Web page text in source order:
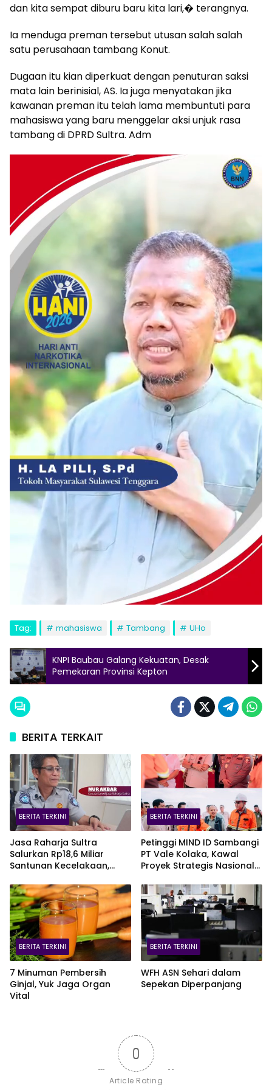
dan kita sempat diburu baru kita lari,� terangnya.
Ia menduga preman tersebut utusan salah salah
satu perusahaan tambang Konut.
Dugaan itu kian diperkuat dengan penuturan saksi
mata lain berinisial, AS. Ia juga menyatakan jika
kawanan preman itu telah lama membuntuti para
mahasiswa yang baru menggelar aksi unjuk rasa
tambang di DPRD Sultra. Adm
Tag: mahasiswa Tambang UHo
KNPI Baubau Galang Kekuatan, Desak
Pemekaran Provinsi Kepton
BERITA TERKAIT
BERITA TERKINI
Jasa Raharja Sultra
Salurkan Rp18,6 Miliar
Santunan Kecelakaan,
Terbanyak
BERITA TERKINI
Petinggi MIND ID Sambangi
PT Vale Kolaka, Kawal
Proyek Strategis Nasional
BERITA TERKINI
7 Minuman Pembersih
Ginjal, Yuk Jaga Organ
Vital
BERITA TERKINI
WFH ASN Sehari dalam
Sepekan Diperpanjang
0
Article Rating